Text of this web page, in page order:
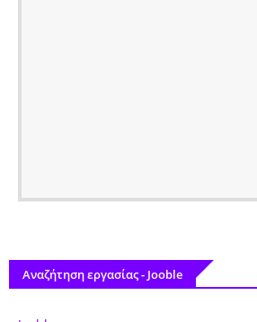
Αναζήτηση εργασίας - Jooble